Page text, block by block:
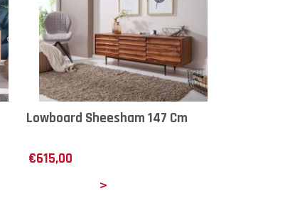
Lowboard Sheesham 147 Cm
€615,00